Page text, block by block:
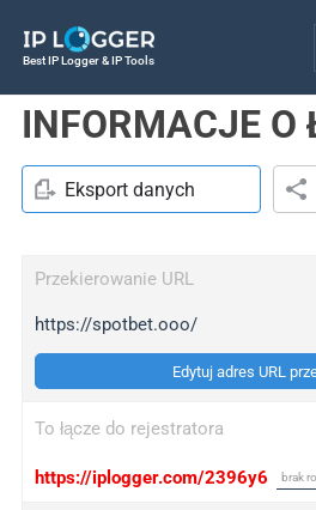
Best IP Logger & IP Tools
INFORMACJE O
Eksport danych
Przekierowanie URL
https://spotbet.ooo/
Edytuj adres URL
To łącze do rejestratora
https://iplogger.com/2396y6